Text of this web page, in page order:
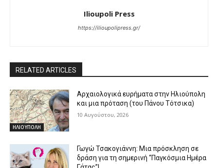
Ilioupoli Press
https://ilioupolipress.gr/
RELATED ARTICLES
ΗΛΙΟΥΠΟΛΗ
Αρχαιολογικά ευρήματα στην Ηλιούπολη
και μια πρόταση (του Πάνου Τότσικα)
10 Αυγούστου, 2026
Γωγώ Τσακογιάννη: Μια πρόσκληση σε
δράση για τη σημερινή “Παγκόσμια Ημέρα